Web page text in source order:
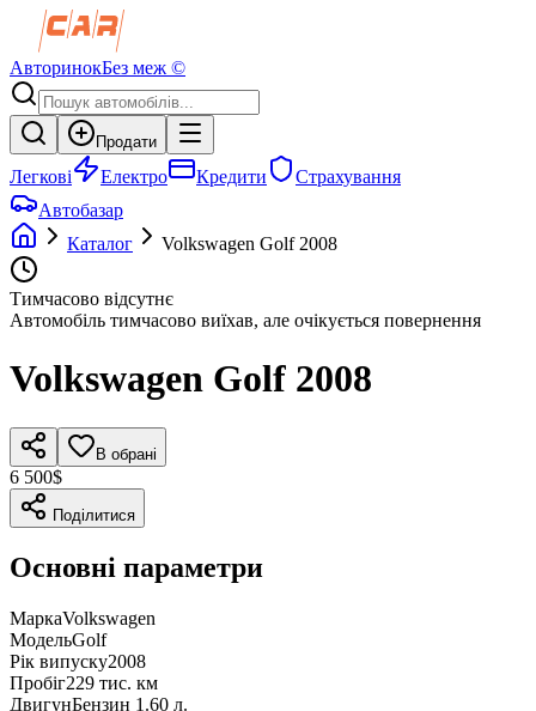
АвторинокБез меж ©
Продати
Легкові Електро Кредити
Страхування
Автобазар
Каталог
Volkswagen Golf 2008
Тимчасово відсутнє
Автомобіль тимчасово виїхав, але очікується повернення
Volkswagen Golf 2008
В обрані
6 500$
Поділитися
Основні параметри
МаркаVolkswagen
МодельGolf
Рік випуску2008
Пробіг229 тис. км
ДвигунБензин 1.60 л.